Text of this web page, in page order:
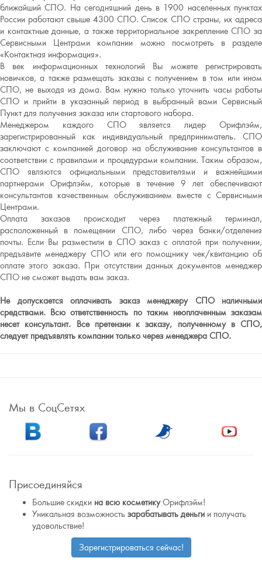
ближайший СПО. На сегодняшний день в 1900 населенных пунктах
России работают свыше 4300 СПО. Список СПО страны, их адреса
и контактные данные, а также территориальное закрепление СПО за
Сервисными Центрами компании можно посмотреть в разделе
«Контактная информация».
В век информационных технологий Вы можете регистрировать
новичков, а также размещать заказы с получением в том или ином
СПО, не выходя из дома. Вам нужно только уточнить часы работы
СПО и прийти в указанный период в выбранный вами Сервисный
Пункт для получения заказа или стартового набора.
Менеджером каждого СПО является лидер Орифлэйм,
зарегистрированный как индивидуальный предприниматель. СПО
заключают с компанией договор на обслуживание консультантов в
соответствии с правилами и процедурами компании. Таким образом,
СПО являются официальными представителями и важнейшими
партнерами Орифлэйм, которые в течение 9 лет обеспечивают
консультантов качественным обслуживанием вместе с Сервисными
Центрами.
Оплата заказов происходит через платежный терминал,
расположенный в помещении СПО, либо через банки/отделения
почты. Если Вы разместили в СПО заказ с оплатой при получении,
предъявите менеджеру СПО или его помощнику чек/квитанцию об
оплате этого заказа. При отсутствии данных документов менеджер
СПО не сможет выдать вам заказ.
Не допускается оплачивать заказ менеджеру СПО наличными
средствами. Всю ответственность по таким неоплаченным заказам
несет консультант. Все претензии к заказу, полученному в СПО,
следует предъявлять компании только через менеджера СПО.
Мы в СоцСетях
Присоединяйся
Большие скидки на всю косметикуОрифлэйм!
Уникальная возможность зарабатывать деньги и получать
удовольствие!
Зарегистрироваться сейчас!